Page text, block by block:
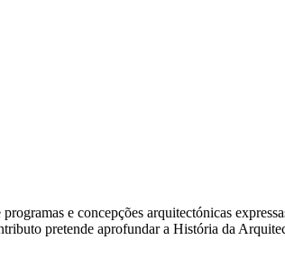
e concepções arquitectónicas
pretende aprofundar a História da